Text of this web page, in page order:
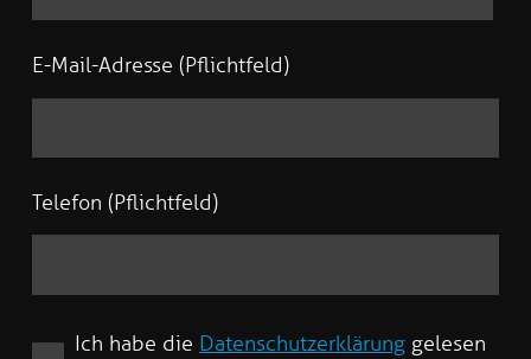
E-Mail-Adresse (Pflichtfeld)
Telefon (Pflichtfeld)
Ich habe die Datenschutzerklärung gelesen